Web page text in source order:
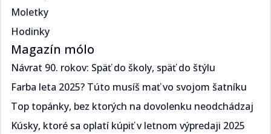
Moletky
Hodinky
Magazín mólo
Návrat 90. rokov: Späť do školy, späť do štýlu​​​​‌ ‍ ​‍​‍‌‍ ‌ ​‍‌‍‍‌‌‍‌ ‌‍‍‌‌‍ ‍​‍​‍​ ‍‍​‍​‍‌ ​ ‌‍​‌‌‍ ‍‌‍‍‌‌ ‌​‌ ‍‌​‍ ‍‌‍‍‌‌‍ ​‍​‍​‍ ​​‍​‍‌‍‍​‌ ​‍‌‍‌‌‌‍‌‍​‍​‍​ ‍‍​‍​‍‌‍‍​‌ ‌​‌ ‌​‌ ​​​ ‍‍​‍ ​‍ ‌‍ ​‌‍ ‌‍​ ‌‍​‌‌‍ ​‌‍‍​‌‍ ‌ ​ ‌ ‌​​ ‍‍​ ​ ​ ​​​ ​​​ ​​​‍ ‌ ​ ‌ ‌​‌ ‌‌‌‍‌​‌‍‍‌‌‍ ​‍ ‌‍‍‌‌‍ ‍‌ ‌​‌‍‌‌‌‍ ‍‌ ‌​​‍ ‌‍‌‌‌‍‌​‌‍‍‌‌ ‌​​‍ ‌‍ ‌‌‍ ‌‍‌​‌‍‌‌​ ‌‌ ​​‌ ​‍‌‍‌‌‌ ​ ‌‍‌‌‌‍ ‍‌ ‌​‌‍​‌‌ ‌​‌‍‍‌‌‍ ‌‍ ‍​ ‍ ‌‍‍‌‌‍‌​​ ‌​ ​‍‌‍​ ‌‍​ ‌‍‌​​ ‍​​ ‍​​ ‌‌​ ​‌​‍ ‌​ ‍​​ ​ ‌‍​‌​ ​‌​‍ ‌​ ‌​‌‍‌​​ ​‌​ ​‍​‍ ‌‌‍​‌‌‍​‌​ ​​​ ​​​‍ ‌​ ‍‌​ ‌ ​ ​‌‌‍​ ​ ​‌​ ​‌‌‍​‍‌‍‌​​ ​‍‌‍‌​‌‍‌‍​ ‌ ​ ‍ ‌ ‌​‌ ‍‌‌ ​​‌‍‌‌​ ‌‌ ​​‌‍ ‌ ​ ‌ ‌​​ ‍ ‌ ​​‌‍​‌‌ ‌​‌‍‍​​ ‌‌ ‌​‌‍‍‌‌ ‌​‌‍ ​‌‍‌‌​ ‌‍​‍‌‍​‌‌ ​ ‌‍‌‌‌‌‌‌‌ ​‍‌‍ ​​ ‌‌‍‍​‌ ‌​‌ ‌​‌ ​​​‍‌‌​ ​ ‌​​‌​‍‌‌​ ​‍‌​‌‍​‍‌‌​ ​‍‌​‌‍‌‍ ​‌‍ ‌‍​ ‌‍​‌‌‍ ​‌‍‍​‌‍ ‌ ​ ‌ ‌​​‍‌‌​ ​ ‌​​‌​ ​ ​ ​​​ ​​​ ​​​‍‌‌​ ​‍‌​‌‍‌ ​ ‌ ‌​‌ ‌‌‌‍‌​‌‍‍‌‌‍ ​‍‌‍‌‍‍‌‌‍‌​​ ‌​ ​‍‌‍​ ‌‍​ ‌‍‌​​ ‍​​ ‍​​ ‌‌​ ​‌​‍ ‌​ ‍​​ ​ ‌‍​‌​ ​‌​‍ ‌​ ‌​‌‍‌​​ ​‌​ ​‍​‍ ‌‌‍​‌‌‍​‌​ ​​​ ​​​‍ ‌​ ‍‌​ ‌ ​ ​‌‌‍​ ​ ​‌​ ​‌‌‍​‍‌‍‌​​ ​‍‌‍‌​‌‍‌‍​ ‌ ​‍‌‍‌ ‌​‌ ‍‌‌ ​​‌‍‌‌​ ‌‌ ​​‌‍ ‌ ​ ‌ ‌​​‍‌‍‌ ​​‌‍​‌‌ ‌​‌‍‍​​ ‌‌ ‌​‌‍‍‌‌ ‌​‌‍ ​‌‍‌‌​‍‌‍‌ ​​‌‍‌‌‌ ​‍‌ ​ ‌ ​​‌‍‌‌‌‍​ ‌ ‌​‌‍‍‌‌ ‌‍‌‍‌‌​ ‌‌ ​​‌ ‌‌‌‍​‍‌‍ ​‌‍‍‌‌ ​ ‌‍‍​‌‍‌‌‌‍‌​​‍​‍‌ ‌
Farba leta 2025? Túto musíš mať vo svojom šatníku ​​​​‌ ‍ ​‍​‍‌‍ ‌ ​‍‌‍‍‌‌‍‌ ‌‍‍‌‌‍ ‍​‍​‍​ ‍‍​‍​‍‌ ​ ‌‍​‌‌‍ ‍‌‍‍‌‌ ‌​‌ ‍‌​‍ ‍‌‍‍‌‌‍ ​‍​‍​‍ ​​‍​‍‌‍‍​‌ ​‍‌‍‌‌‌‍‌‍​‍​‍​ ‍‍​‍​‍‌‍‍​‌ ‌​‌ ‌​‌ ​​​ ‍‍​‍ ​‍ ‌‍ ​‌‍ ‌‍​ ‌‍​‌‌‍ ​‌‍‍​‌‍ ‌ ​ ‌ ‌​​ ‍‍​ ​ ​ ​​​ ​​​ ​​​‍ ‌ ​ ‌ ‌​‌ ‌‌‌‍‌​‌‍‍‌‌‍ ​‍ ‌‍‍‌‌‍ ‍‌ ‌​‌‍‌‌‌‍ ‍‌ ‌​​‍ ‌‍‌‌‌‍‌​‌‍‍‌‌ ‌​​‍ ‌‍ ‌‌‍ ‌‍‌​‌‍‌‌​ ‌‌ ​​‌ ​‍‌‍‌‌‌ ​ ‌‍‌‌‌‍ ‍‌ ‌​‌‍​‌‌ ‌​‌‍‍‌‌‍ ‌‍ ‍​ ‍ ‌‍‍‌‌‍‌​​ ‌​ ​‌‌‍​‌​ ‌​​ ‌‍​ ​​‌‍​‌​ ​‍‌‍​‍​‍ ‌​ ‍​‌‍​‍‌‍​‍‌‍‌‍​‍ ‌​ ‌​‌‍‌‍​ ​​​ ​‍​‍ ‌‌‍​‌‌‍​‍​ ‌ ‌‍‌‍​‍ ‌‌‍‌‍​ ‍‌‌‍​ ‌‍​‍​ ‍‌​ ‍‌‌‍‌‌​ ​​‌‍‌‍​ ​ ‌‍‌​​ ​‍​ ‍ ‌ ‌​‌ ‍‌‌ ​​‌‍‌‌​ ‌‌ ​​‌‍ ‌ ​ ‌ ‌​​ ‍ ‌ ​​‌‍​‌‌ ‌​‌‍‍​​ ‌‌ ‌​‌‍‍‌‌ ‌​‌‍ ​‌‍‌‌​ ‌‍​‍‌‍​‌‌ ​ ‌‍‌‌‌‌‌‌‌ ​‍‌‍ ​​ ‌‌‍‍​‌ ‌​‌ ‌​‌ ​​​‍‌‌​ ​ ‌​​‌​‍‌‌​ ​‍‌​‌‍​‍‌‌​ ​‍‌​‌‍‌‍ ​‌‍ ‌‍​ ‌‍​‌‌‍ ​‌‍‍​‌‍ ‌ ​ ‌ ‌​​‍‌‌​ ​ ‌​​‌​ ​ ​ ​​​ ​​​ ​​​‍‌‌​ ​‍‌​‌‍‌ ​ ‌ ‌​‌ ‌‌‌‍‌​‌‍‍‌‌‍ ​‍‌‍‌‍‍‌‌‍‌​​ ‌​ ​‌‌‍​‌​ ‌​​ ‌‍​ ​​‌‍​‌​ ​‍‌‍​‍​‍ ‌​ ‍​‌‍​‍‌‍​‍‌‍‌‍​‍ ‌​ ‌​‌‍‌‍​ ​​​ ​‍​‍ ‌‌‍​‌‌‍​‍​ ‌ ‌‍‌‍​‍ ‌‌‍‌‍​ ‍‌‌‍​ ‌‍​‍​ ‍‌​ ‍‌‌‍‌‌​ ​​‌‍‌‍​ ​ ‌‍‌​​ ​‍​‍‌‍‌ ‌​‌ ‍‌‌ ​​‌‍‌‌​ ‌‌ ​​‌‍ ‌ ​ ‌ ‌​​‍‌‍‌ ​​‌‍​‌‌ ‌​‌‍‍​​ ‌‌ ‌​‌‍‍‌‌ ‌​‌‍ ​‌‍‌‌​‍‌‍‌ ​​‌‍‌‌‌ ​‍‌ ​ ‌ ​​‌‍‌‌‌‍​ ‌ ‌​‌‍‍‌‌ ‌‍‌‍‌‌​ ‌‌ ​​‌ ‌‌‌‍​‍‌‍ ​‌‍‍‌‌ ​ ‌‍‍​‌‍‌‌‌‍‌​​‍​‍‌ ‌
Top topánky, bez ktorých na dovolenku neodchádzaj​​​​‌ ‍ ​‍​‍‌‍ ‌ ​‍‌‍‍‌‌‍‌ ‌‍‍‌‌‍ ‍​‍​‍​ ‍‍​‍​‍‌ ​ ‌‍​‌‌‍ ‍‌‍‍‌‌ ‌​‌ ‍‌​‍ ‍‌‍‍‌‌‍ ​‍​‍​‍ ​​‍​‍‌‍‍​‌ ​‍‌‍‌‌‌‍‌‍​‍​‍​ ‍‍​‍​‍‌‍‍​‌ ‌​‌ ‌​‌ ​​​ ‍‍​‍ ​‍ ‌‍ ​‌‍ ‌‍​ ‌‍​‌‌‍ ​‌‍‍​‌‍ ‌ ​ ‌ ‌​​ ‍‍​ ​ ​ ​​​ ​​​ ​​​‍ ‌ ​ ‌ ‌​‌ ‌‌‌‍‌​‌‍‍‌‌‍ ​‍ ‌‍‍‌‌‍ ‍‌ ‌​‌‍‌‌‌‍ ‍‌ ‌​​‍ ‌‍‌‌‌‍‌​‌‍‍‌‌ ‌​​‍ ‌‍ ‌‌‍ ‌‍‌​‌‍‌‌​ ‌‌ ​​‌ ​‍‌‍‌‌‌ ​ ‌‍‌‌‌‍ ‍‌ ‌​‌‍​‌‌ ‌​‌‍‍‌‌‍ ‌‍ ‍​ ‍ ‌‍‍‌‌‍‌​​ ‌​ ​‌​ ‍‌​ ​‍‌‍​ ​ ‌ ​ ​‌​ ‌‌​ ​‍​‍ ‌‌‍​‌‌‍​‌​ ‍​‌‍​‍​‍ ‌​ ‌​​ ‌‌​ ‍‌‌‍‌‍​‍ ‌‌‍​‌​ ‍​​ ‌ ​ ‍​​‍ ‌​ ‍‌​ ‌ ​ ​​​ ‍‌‌‍​ ​ ‍​​ ‍‌​ ​‍​ ​​‌‍‌‍‌‍​‍‌‍‌‌​ ‍ ‌ ‌​‌ ‍‌‌ ​​‌‍‌‌​ ‌‌ ​​‌‍ ‌ ​ ‌ ‌​​ ‍ ‌ ​​‌‍​‌‌ ‌​‌‍‍​​ ‌‌ ‌​‌‍‍‌‌ ‌​‌‍ ​‌‍‌‌​ ‌‍​‍‌‍​‌‌ ​ ‌‍‌‌‌‌‌‌‌ ​‍‌‍ ​​ ‌‌‍‍​‌ ‌​‌ ‌​‌ ​​​‍‌‌​ ​ ‌​​‌​‍‌‌​ ​‍‌​‌‍​‍‌‌​ ​‍‌​‌‍‌‍ ​‌‍ ‌‍​ ‌‍​‌‌‍ ​‌‍‍​‌‍ ‌ ​ ‌ ‌​​‍‌‌​ ​ ‌​​‌​ ​ ​ ​​​ ​​​ ​​​‍‌‌​ ​‍‌​‌‍‌ ​ ‌ ‌​‌ ‌‌‌‍‌​‌‍‍‌‌‍ ​‍‌‍‌‍‍‌‌‍‌​​ ‌​ ​‌​ ‍‌​ ​‍‌‍​ ​ ‌ ​ ​‌​ ‌‌​ ​‍​‍ ‌‌‍​‌‌‍​‌​ ‍​‌‍​‍​‍ ‌​ ‌​​ ‌‌​ ‍‌‌‍‌‍​‍ ‌‌‍​‌​ ‍​​ ‌ ​ ‍​​‍ ‌​ ‍‌​ ‌ ​ ​​​ ‍‌‌‍​ ​ ‍​​ ‍‌​ ​‍​ ​​‌‍‌‍‌‍​‍‌‍‌‌​‍‌‍‌ ‌​‌ ‍‌‌ ​​‌‍‌‌​ ‌‌ ​​‌‍ ‌ ​ ‌ ‌​​‍‌‍‌ ​​‌‍​‌‌ ‌​‌‍‍​​ ‌‌ ‌​‌‍‍‌‌ ‌​‌‍ ​‌‍‌‌​‍‌‍‌ ​​‌‍‌‌‌ ​‍‌ ​ ‌ ​​‌‍‌‌‌‍​ ‌ ‌​‌‍‍‌‌ ‌‍‌‍‌‌​ ‌‌ ​​‌ ‌‌‌‍​‍‌‍ ​‌‍‍‌‌ ​ ‌‍‍​‌‍‌‌‌‍‌​​‍​‍‌ ‌
Kúsky, ktoré sa oplatí kúpiť v letnom výpredaji 2025​​​​‌ ‍ ​‍​‍‌‍ ‌ ​‍‌‍‍‌‌‍‌ ‌‍‍‌‌‍ ‍​‍​‍​ ‍‍​‍​‍‌ ​ ‌‍​‌‌‍ ‍‌‍‍‌‌ ‌​‌ ‍‌​‍ ‍‌‍‍‌‌‍ ​‍​‍​‍ ​​‍​‍‌‍‍​‌ ​‍‌‍‌‌‌‍‌‍​‍​‍​ ‍‍​‍​‍‌‍‍​‌ ‌​‌ ‌​‌ ​​​ ‍‍​‍ ​‍ ‌‍ ​‌‍ ‌‍​ ‌‍​‌‌‍ ​‌‍‍​‌‍ ‌ ​ ‌ ‌​​ ‍‍​ ​ ​ ​​​ ​​​ ​​​‍ ‌ ​ ‌ ‌​‌ ‌‌‌‍‌​‌‍‍‌‌‍ ​‍ ‌‍‍‌‌‍ ‍‌ ‌​‌‍‌‌‌‍ ‍‌ ‌​​‍ ‌‍‌‌‌‍‌​‌‍‍‌‌ ‌​​‍ ‌‍ ‌‌‍ ‌‍‌​‌‍‌‌​ ‌‌ ​​‌ ​‍‌‍‌‌‌ ​ ‌‍‌‌‌‍ ‍‌ ‌​‌‍​‌‌ ‌​‌‍‍‌‌‍ ‌‍ ‍​ ‍ ‌‍‍‌‌‍‌​​ ‌‌‍​‌‌‍​‍​ ​ ​ ‌​‌‍‌​‌‍‌‌​ ​ ‌‍‌​​‍ ‌​ ‍‌​ ​‌​ ‍‌​ ​‍​‍ ‌​ ‌​‌‍​‌​ ​‌​ ‍​​‍ ‌‌‍​‌​ ‌‌​ ‍​‌‍‌‌​‍ ‌‌‍‌‍​ ‌‌‌‍​‌‌‍​‌​ ​‌‌‍​ ​ ‍‌​ ‌ ‌‍‌​‌‍​‌​ ​​‌‍​ ​ ‍ ‌ ‌​‌ ‍‌‌ ​​‌‍‌‌​ ‌‌ ​​‌‍ ‌ ​ ‌ ‌​​ ‍ ‌ ​​‌‍​‌‌ ‌​‌‍‍​​ ‌‌ ‌​‌‍‍‌‌ ‌​‌‍ ​‌‍‌‌​ ‌‍​‍‌‍​‌‌ ​ ‌‍‌‌‌‌‌‌‌ ​‍‌‍ ​​ ‌‌‍‍​‌ ‌​‌ ‌​‌ ​​​‍‌‌​ ​ ‌​​‌​‍‌‌​ ​‍‌​‌‍​‍‌‌​ ​‍‌​‌‍‌‍ ​‌‍ ‌‍​ ‌‍​‌‌‍ ​‌‍‍​‌‍ ‌ ​ ‌ ‌​​‍‌‌​ ​ ‌​​‌​ ​ ​ ​​​ ​​​ ​​​‍‌‌​ ​‍‌​‌‍‌ ​ ‌ ‌​‌ ‌‌‌‍‌​‌‍‍‌‌‍ ​‍‌‍‌‍‍‌‌‍‌​​ ‌‌‍​‌‌‍​‍​ ​ ​ ‌​‌‍‌​‌‍‌‌​ ​ ‌‍‌​​‍ ‌​ ‍‌​ ​‌​ ‍‌​ ​‍​‍ ‌​ ‌​‌‍​‌​ ​‌​ ‍​​‍ ‌‌‍​‌​ ‌‌​ ‍​‌‍‌‌​‍ ‌‌‍‌‍​ ‌‌‌‍​‌‌‍​‌​ ​‌‌‍​ ​ ‍‌​ ‌ ‌‍‌​‌‍​‌​ ​​‌‍​ ​‍‌‍‌ ‌​‌ ‍‌‌ ​​‌‍‌‌​ ‌‌ ​​‌‍ ‌ ​ ‌ ‌​​‍‌‍‌ ​​‌‍​‌‌ ‌​‌‍‍​​ ‌‌ ‌​‌‍‍‌‌ ‌​‌‍ ​‌‍‌‌​‍‌‍‌ ​​‌‍‌‌‌ ​‍‌ ​ ‌ ​​‌‍‌‌‌‍​ ‌ ‌​‌‍‍‌‌ ‌‍‌‍‌‌​ ‌‌ ​​‌ ‌‌‌‍​‍‌‍ ​‌‍‍‌‌ ​ ‌‍‍​‌‍‌‌‌‍‌​​‍​‍‌ ‌